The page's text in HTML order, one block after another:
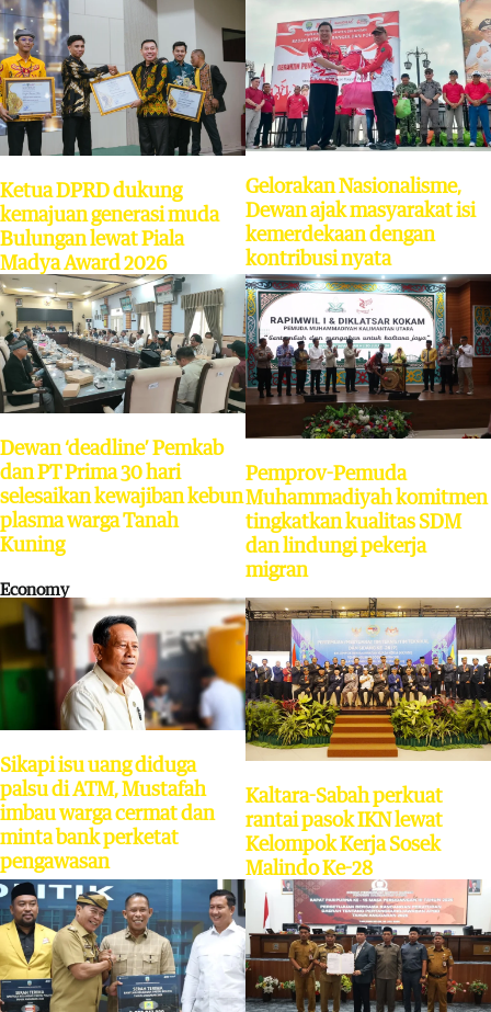
Ketua DPRD dukung
kemajuan generasi muda
Bulungan lewat Piala
Madya Award 2026
Gelorakan Nasionalisme,
Dewan ajak masyarakat isi
kemerdekaan dengan
kontribusi nyata
Dewan ‘deadline’ Pemkab
dan PT Prima 30 hari
selesaikan kewajiban kebun
plasma warga Tanah
Kuning
Pemprov-Pemuda
Muhammadiyah komitmen
tingkatkan kualitas SDM
dan lindungi pekerja
migran
Economy
Sikapi isu uang diduga
palsu di ATM, Mustafah
imbau warga cermat dan
minta bank perketat
pengawasan
Kaltara-Sabah perkuat
rantai pasok IKN lewat
Kelompok Kerja Sosek
Malindo Ke-28